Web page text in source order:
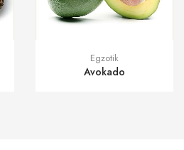
Egzotik
Avokado